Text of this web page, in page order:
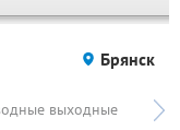
Брянск
выходные